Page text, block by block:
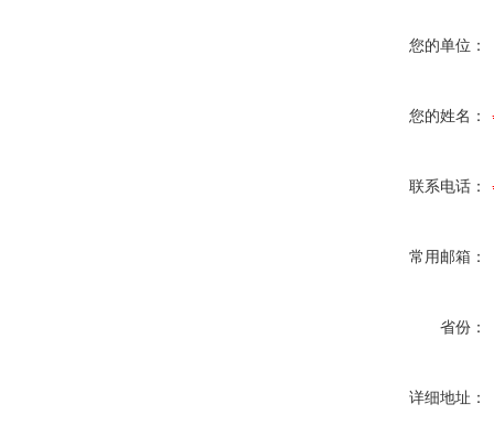
您的单位：
您的姓名：
联系电话：
常用邮箱：
省份：
详细地址：